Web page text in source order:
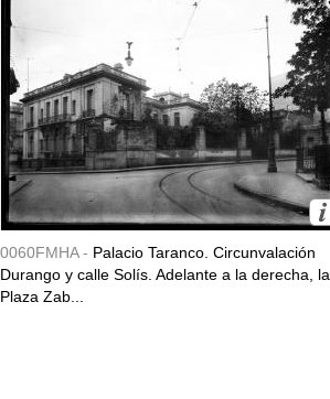
0060FMHA - Palacio Taranco. Circunvalación
Durango y calle Solís. Adelante a la derecha, la
Plaza Zab...